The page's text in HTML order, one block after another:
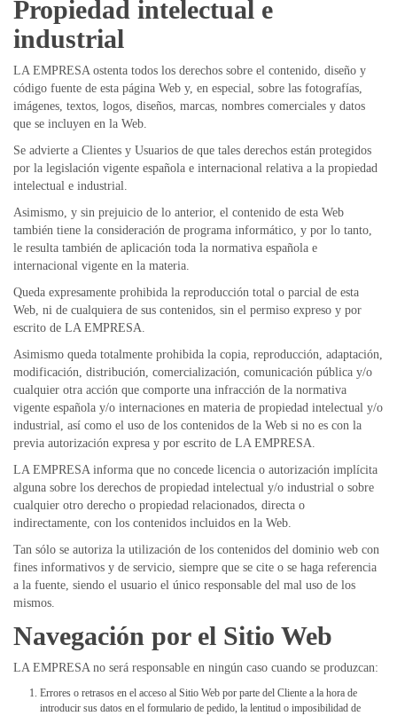
Propiedad intelectual e
industrial
LA EMPRESA ostenta todos los derechos sobre el contenido, diseño y
código fuente de esta página Web y, en especial, sobre las fotografías,
imágenes, textos, logos, diseños, marcas, nombres comerciales y datos
que se incluyen en la Web.
Se advierte a Clientes y Usuarios de que tales derechos están protegidos
por la legislación vigente española e internacional relativa a la propiedad
intelectual e industrial.
Asimismo, y sin prejuicio de lo anterior, el contenido de esta Web
también tiene la consideración de programa informático, y por lo tanto,
le resulta también de aplicación toda la normativa española e
internacional vigente en la materia.
Queda expresamente prohibida la reproducción total o parcial de esta
Web, ni de cualquiera de sus contenidos, sin el permiso expreso y por
escrito de LA EMPRESA.
Asimismo queda totalmente prohibida la copia, reproducción, adaptación,
modificación, distribución, comercialización, comunicación pública y/o
cualquier otra acción que comporte una infracción de la normativa
vigente española y/o internaciones en materia de propiedad intelectual y/o
industrial, así como el uso de los contenidos de la Web si no es con la
previa autorización expresa y por escrito de LA EMPRESA.
LA EMPRESA informa que no concede licencia o autorización implícita
alguna sobre los derechos de propiedad intelectual y/o industrial o sobre
cualquier otro derecho o propiedad relacionados, directa o
indirectamente, con los contenidos incluidos en la Web.
Tan sólo se autoriza la utilización de los contenidos del dominio web con
fines informativos y de servicio, siempre que se cite o se haga referencia
a la fuente, siendo el usuario el único responsable del mal uso de los
mismos.
Navegación por el Sitio Web
LA EMPRESA no será responsable en ningún caso cuando se produzcan:
Errores o retrasos en el acceso al Sitio Web por parte del Cliente a la hora de
introducir sus datos en el formulario de pedido, la lentitud o imposibilidad de